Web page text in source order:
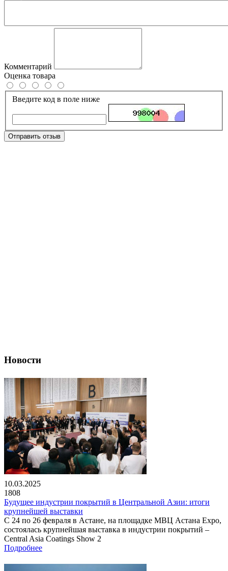
Комментарий
Оценка товара
Введите код в поле ниже
Отправить отзыв
Новости
10.03.2025
1808
Будущее индустрии покрытий в Центральной Азии: итоги
крупнейшей выставки
С 24 по 26 февраля в Астане, на площадке МВЦ Астана Expo,
состоялась крупнейшая выставка в индустрии покрытий –
Central Asia Coatings Show 2
Подробнее